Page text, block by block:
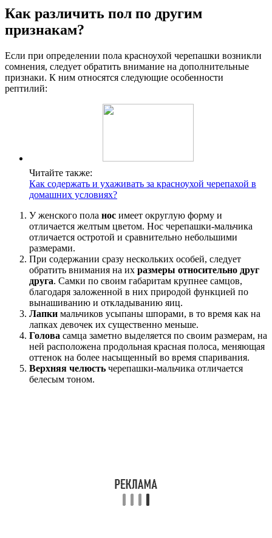
Как различить пол по другим
признакам?
Если при определении пола красноухой черепашки возникли
сомнения, следует обратить внимание на дополнительные
признаки. К ним относятся следующие особенности
рептилий:
Читайте также:
Как содержать и ухаживать за красноухой черепахой в
домашних условиях?
У женского пола нос имеет округлую форму и
отличается желтым цветом. Нос черепашки-мальчика
отличается остротой и сравнительно небольшими
размерами.
При содержании сразу нескольких особей, следует
обратить внимания на их размеры относительно друг
друга. Самки по своим габаритам крупнее самцов,
благодаря заложенной в них природой функцией по
вынашиванию и откладыванию яиц.
Лапки мальчиков усыпаны шпорами, в то время как на
лапках девочек их существенно меньше.
Голова самца заметно выделяется по своим размерам, на
ней расположена продольная красная полоса, меняющая
оттенок на более насыщенный во время спаривания.
Верхняя челюсть черепашки-мальчика отличается
белесым тоном.